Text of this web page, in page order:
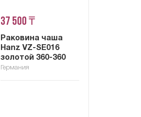
37 500 ₸
Раковина чаша
Hanz VZ-SE016
золотой 360-360
Германия